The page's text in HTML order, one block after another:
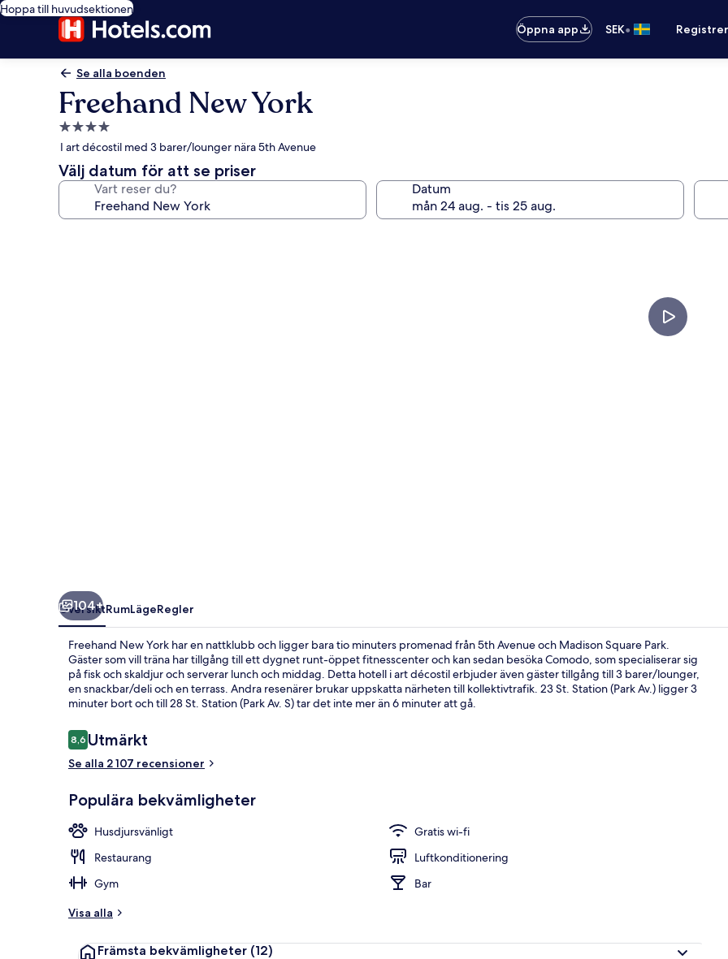
Hoppa till huvudsektionen
Öppna app
SEK•
Se alla boenden
Freehand New York
4.0-
stjärnigt
boende
I art décostil med 3 barer/lounger nära 5th Avenue
Välj datum för att se priser
Vart reser du? Datum
Sittområde i
104+
ÖversiktRumLägeRegler
Freehand New York har en nattklubb och ligger bara tio minuters promenad från 5th Avenue och Madison Square Park.
Gäster som vill träna har tillgång till ett dygnet runt-öppet fitnesscenter och kan sedan besöka Comodo, som specialiserar sig
på fisk och skaldjur och serverar lunch och middag. Detta hotell i art décostil erbjuder även gäster tillgång till 3 barer/lounger,
en snackbar/deli och en terrass. Andra resenärer brukar uppskatta närheten till kollektivtrafik. 23 St. Station (Park Av.) ligger 3
minuter bort och till 28 St. Station (Park Av. S) tar det inte mer än 6 minuter att gå.
Recensioner
8,68,6 av 10,
Utmärkt
Se alla 2 107 recensioner
Populära bekvämligheter
Husdjursvänligt
Gratis wi-fi
Restaurang
Luftkonditionering
Gym
Bar
Visa alla
Främsta bekvämligheter (12)